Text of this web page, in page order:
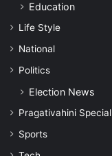
Education
Life Style
National
Politics
Election News
Pragativahini Special
Sports